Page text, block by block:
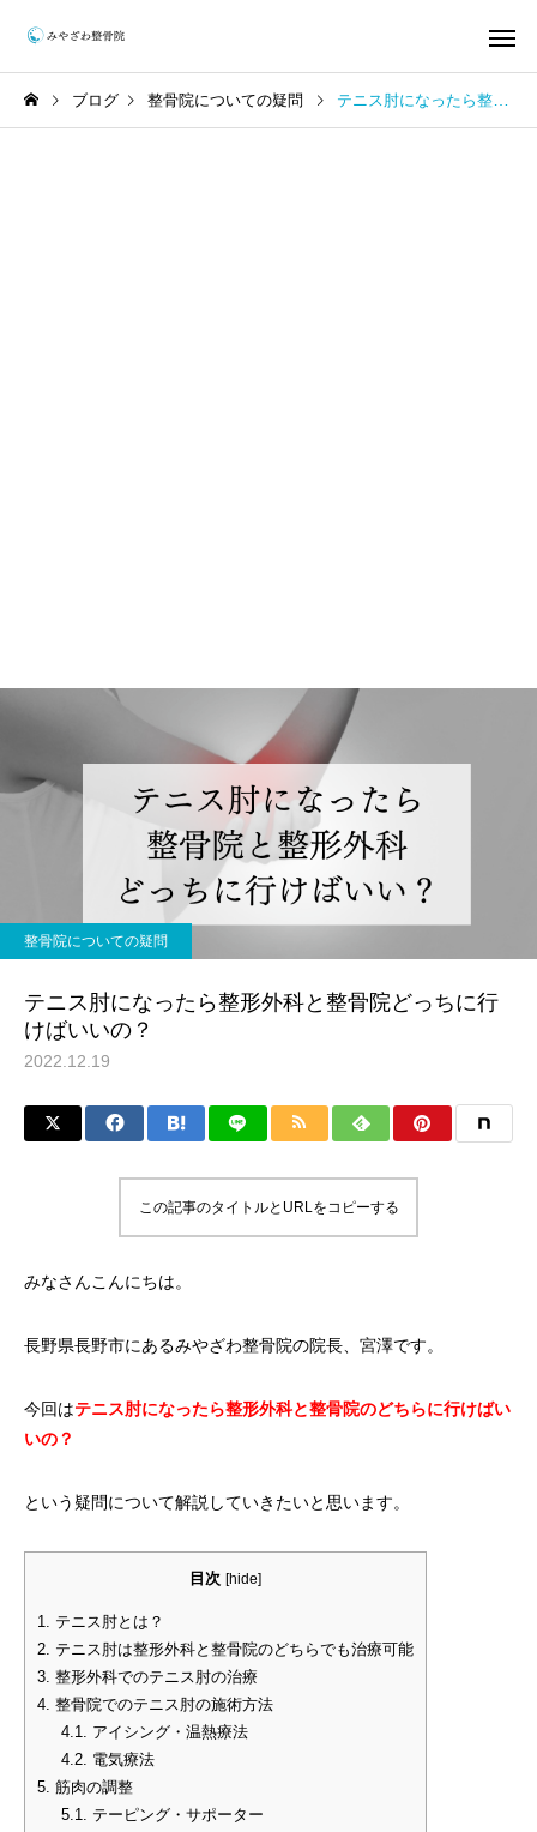
ブログ 整骨院についての疑問 テニス肘になったら整形外科と整骨院どっちに行けばいいの？
整骨院についての疑問
テニス肘になったら整形外科と整骨院どっちに行
けばいいの？
2022.12.19
この記事のタイトルとURLをコピーする
みなさんこんにちは。
長野県長野市にあるみやざわ整骨院の院長、宮澤です。
今回はテニス肘になったら整形外科と整骨院のどちらに行けばい
いの？
という疑問について解説していきたいと思います。
目次 [hide]
1. テニス肘とは？
2. テニス肘は整形外科と整骨院のどちらでも治療可能
3. 整形外科でのテニス肘の治療
4. 整骨院でのテニス肘の施術方法
4.1. アイシング・温熱療法
4.2. 電気療法
5. 筋肉の調整
5.1. テーピング・サポーター